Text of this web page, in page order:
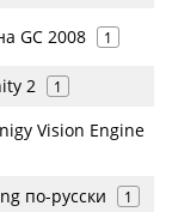
GC 2008 1
2 1
Vision Engine
по-русски 1